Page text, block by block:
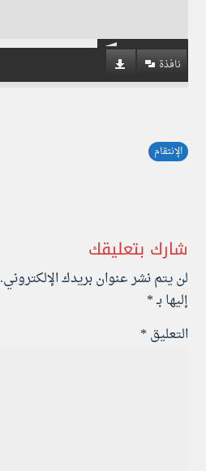
نافذة
الإنتقام
شارك بتعليقك
لن يتم نشر عنوان بريدك الإلكتروني.
إليها بـ*
التعليق *